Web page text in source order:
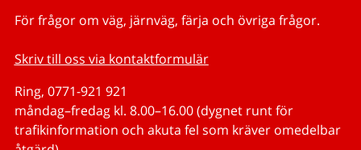
För frågor om väg, järnväg, färja och övriga frågor.
Skriv till oss via kontaktformulär
Ring, 0771-921 921
måndag–fredag kl. 8.00–16.00 (dygnet runt för
trafikinformation och akuta fel som kräver omedelbar